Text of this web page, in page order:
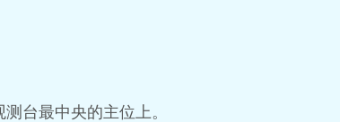
台最中央的主位上。